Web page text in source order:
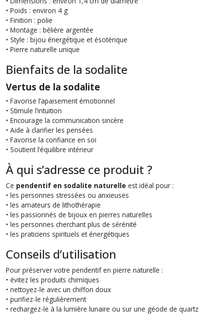
• Poids : environ 4 g
• Finition : polie
• Montage : bélière argentée
• Style : bijou énergétique et ésotérique
• Pierre naturelle unique
Bienfaits de la sodalite
Vertus de la sodalite
• Favorise l’apaisement émotionnel
• Stimule l’intuition
• Encourage la communication sincère
• Aide à clarifier les pensées
• Favorise la confiance en soi
• Soutient l’équilibre intérieur
À qui s’adresse ce produit ?
Ce pendentif en sodalite naturelle est idéal pour :
• les personnes stressées ou anxieuses
• les amateurs de lithothérapie
• les passionnés de bijoux en pierres naturelles
• les personnes cherchant plus de sérénité
• les praticiens spirituels et énergétiques
Conseils d’utilisation
Pour préserver votre pendentif en pierre naturelle :
• évitez les produits chimiques
• nettoyez-le avec un chiffon doux
• purifiez-le régulièrement
• rechargez-le à la lumière lunaire ou sur une géode de quartz